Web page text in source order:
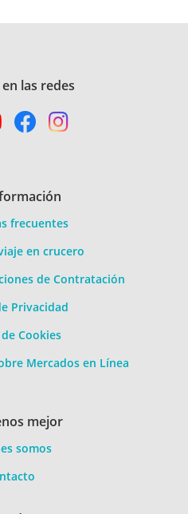
las redes
frecuentes
en crucero
de Contratación
Privacidad
Cookies
Mercados en Línea
mejor
somos